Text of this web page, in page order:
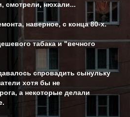
смотрели, нюхали...
наверное, с конца 80-х.
табака и "вечного
спровадить сынульку
хотя бы не
а некоторые делали